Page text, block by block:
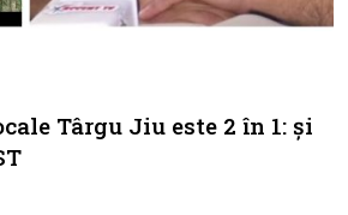
Târgu Jiu este 2 în 1: și